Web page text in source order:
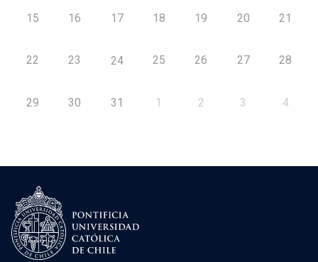
15 16 17 18 19 20 21
22 23 24 25 26 27 28
29 30 31 1 2 3 4